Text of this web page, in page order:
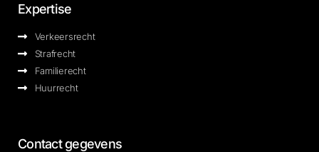
Expertise
Verkeersrecht
Strafrecht
Familierecht
Huurrecht
Contact gegevens